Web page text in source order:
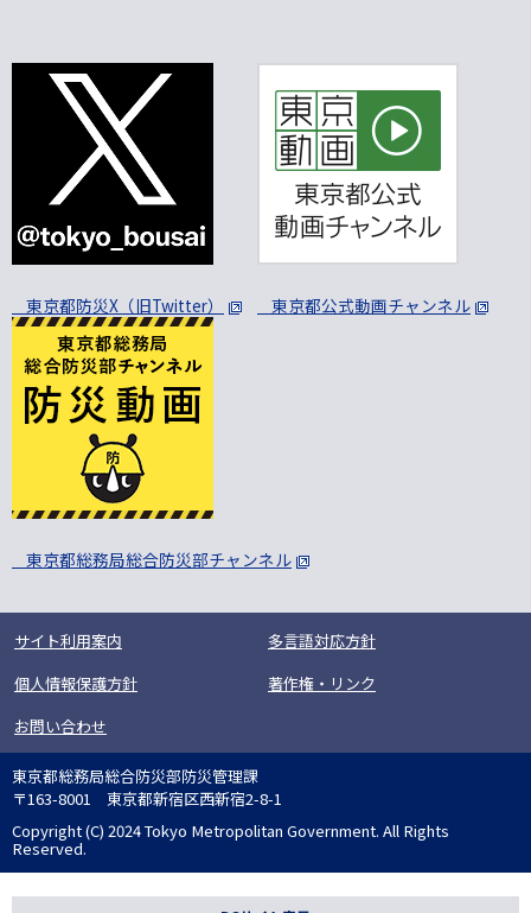
東京都防災X（旧Twitter） 東京都公式動画チャンネル
東京都総務局総合防災部チャンネル
サイト利用案内
多言語対応方針
個人情報保護方針
著作権・リンク
お問い合わせ
東京都総務局総合防災部防災管理課
〒163-8001 東京都新宿区西新宿2-8-1
Copyright (C) 2024 Tokyo Metropolitan Government. All Rights
Reserved.